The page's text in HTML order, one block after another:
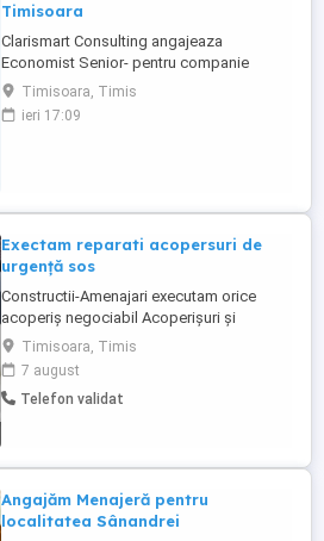
Timisoara
Clarismart Consulting angajeaza
Economist Senior- pentru companie
multinationala. Cerințe: - Studii superioare
absolvite cu diploma de licenta in
domeniul economic - Experienta
unei ...
Timisoara, Timis
ieri 17:09
Exectam reparati acopersuri de
urgență sos
Constructii-Amenajari executam orice
acoperiș negociabil Acoperișuri și
reparații de urgență Dulgherie ,mansardări,
astereala -Montaj acoperis tigla metalica -
Reparatii acoperis tigla ceramica -Montaj
invelitori acoperisuri -Remedieri infiltratii
Dulgherie,mansardări, ...
Timisoara, Timis
7 august
Telefon validat
Angajăm Menajeră pentru
localitatea Sânandrei